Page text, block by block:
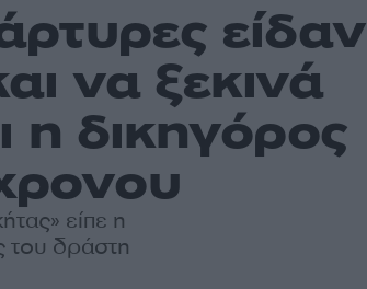
είδαν
να ξεκινά
η δικηγόρος
είπε η
του δράστη